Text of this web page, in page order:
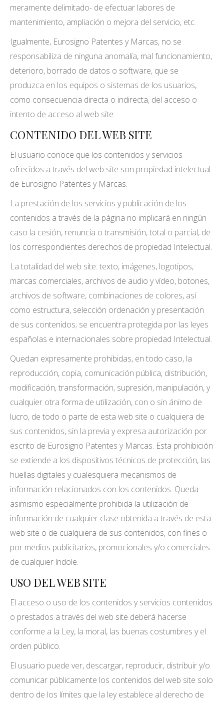
meramente delimitado- de efectuar labores de
mantenimiento, ampliación o mejora del servicio, etc.
Igualmente, Eurosigno Patentes y Marcas, no se
responsabiliza de ninguna anomalía, mal funcionamiento,
deterioro, borrado de datos o software, que se
produzca en los equipos o sistemas de los usuarios,
como consecuencia directa o indirecta, del acceso o
intento de acceso al web site.
CONTENIDO DEL WEB SITE
El usuario conoce que los contenidos y servicios
ofrecidos a través del web site son propiedad intelectual
de Eurosigno Patentes y Marcas.
La prestación de los servicios y publicación de los
contenidos a través de la página no implicará en ningún
caso la cesión, renuncia o transmisión, total o parcial, de
los correspondientes derechos de propiedad Intelectual.
La totalidad del web site: texto, imágenes, logotipos,
marcas comerciales, archivos de audio y vídeo, botones,
archivos de software, combinaciones de colores, así
como estructura, selección ordenación y presentación
de sus contenidos; se encuentra protegida por las leyes
españolas e internacionales sobre propiedad Intelectual.
Quedan expresamente prohibidas, en todo caso, la
reproducción, copia, comunicación pública, distribución,
modificación, transformación, supresión, manipulación, y
cualquier otra forma de utilización, con o sin ánimo de
lucro, de todo o parte de esta web site o cualquiera de
sus contenidos, sin la previa y expresa autorización por
escrito de Eurosigno Patentes y Marcas. Esta prohibición
se extiende a los dispositivos técnicos de protección, las
huellas digitales y cualesquiera mecanismos de
información relacionados con los contenidos. Queda
asimismo especialmente prohibida la utilización de
información de cualquier clase obtenida a través de esta
web site o de cualquiera de sus contenidos, con fines o
por medios publicitarios, promocionales y/o comerciales
de cualquier índole.
USO DEL WEB SITE
El acceso o uso de los contenidos y servicios contenidos
o prestados a través del web site deberá hacerse
conforme a la Ley, la moral, las buenas costumbres y el
orden público.
El usuario puede ver, descargar, reproducir, distribuir y/o
comunicar públicamente los contenidos del web site solo
dentro de los límites que la ley establece al derecho de